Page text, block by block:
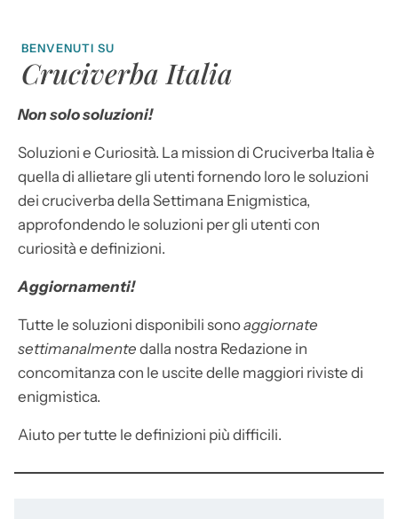
BENVENUTI SU
Cruciverba Italia
Non solo soluzioni!
Soluzioni e Curiosità. La mission di Cruciverba Italia è
quella di allietare gli utenti fornendo loro le soluzioni
dei cruciverba della Settimana Enigmistica,
approfondendo le soluzioni per gli utenti con
curiosità e definizioni.
Aggiornamenti!
Tutte le soluzioni disponibili sonoaggiornate
settimanalmente dalla nostra Redazione in
concomitanza con le uscite delle maggiori riviste di
enigmistica.
Aiuto per tutte le definizioni più difficili.